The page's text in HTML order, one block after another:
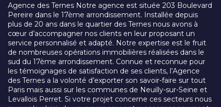
Agence des Ternes Notre agence est située 203 Boulevard
Pereire dans le 17ème arrondissement. Installée depuis
plus de 20 ans dans le quartier des Ternes nous avons à
cœur d’accompagner nos clients en leur proposant un
service personnalisé et adapté. Notre expertise est le fruit
de nombreuses opérations immobilières réalisées dans le
sud du 17ème arrondissement. Connue et reconnue pour
les témoignages de satisfaction de ses clients, l’Agence
des Ternes a la volonté d’exporter son savoir-faire sur tout
Paris mais aussi sur les communes de Neuilly-sur-Seine et
Levallois Perret. Si votre projet concerne ces secteurs nous